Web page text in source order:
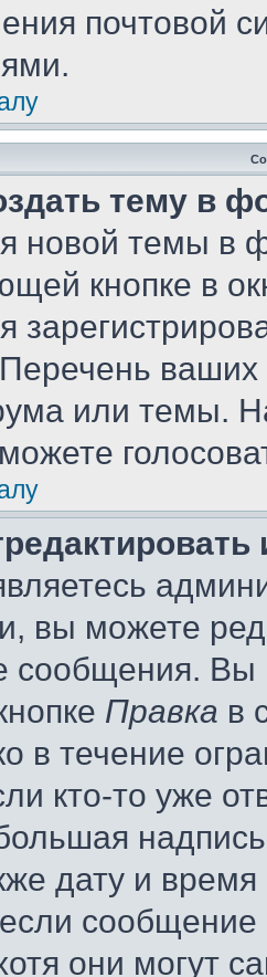
почтовой
тему в
новой темы в
кнопке в
ваших
или темы.
вы можете
сообщения. Вы
Правка в
в течение
кто-то уже
дату и
они могут